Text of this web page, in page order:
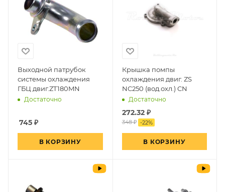
Выходной патрубок
системы охлаждения
ГБЦ двиг.ZT180MN
Достаточно
745 ₽
В КОРЗИНУ
Крышка помпы
охлаждения двиг. ZS
NC250 (вод.охл.) CN
Достаточно
272.32₽
348 ₽ -22%
В КОРЗИНУ